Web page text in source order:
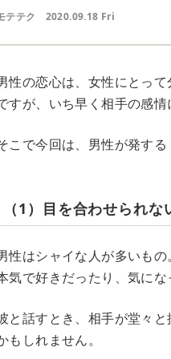
テテク 2020.09.18 Fri
性の恋心は、女性にとって
すが、いち早く相手の感
こで今回は、男性が発す
（1）目を合わせられな
性はシャイな人が多いもの。
気で好きだったり、気に
と話すとき、相手が堂々
もしれません。